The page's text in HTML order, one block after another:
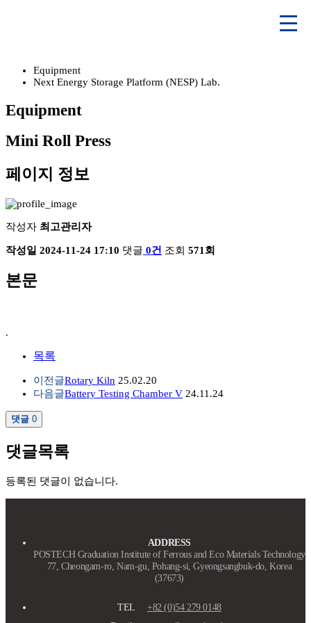
Equipment
Next Energy Storage Platform (NESP) Lab.
Equipment
Mini Roll Press
페이지 정보
작성자 최고관리자
작성일 2024-11-24 17:10 댓글 0건 조회 571회
본문
.
목록
이전글Rotary Kiln 25.02.20
다음글Battery Testing Chamber V 24.11.24
댓글 0
댓글목록
등록된 댓글이 없습니다.
ADDRESS
POSTECH Graduation Institute of Ferrous and Eco Materials Technology
77, Cheongam-ro, Nam-gu, Pohang-si, Gyeongsangbuk-do, Korea
(37673)
TEL +82 (0)54 279 0148